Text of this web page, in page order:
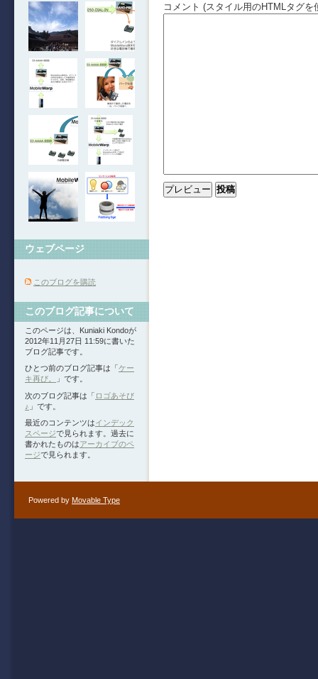
コメント (スタイル用のHTMLタグを
ウェブページ
このブログを購読
このブログ記事について
このページは、Kuniaki Kondoが
2012年11月27日 11:59に書いた
ブログ記事です。
ひとつ前のブログ記事は「 ケー
キ再び。
」です。
次のブログ記事は「 ロゴあそび
♪ 」です。
最近のコンテンツはインデック
スページで見られます。過去に
書かれたものはアーカイブのペ
ージで見られます。
Powered by Movable Type